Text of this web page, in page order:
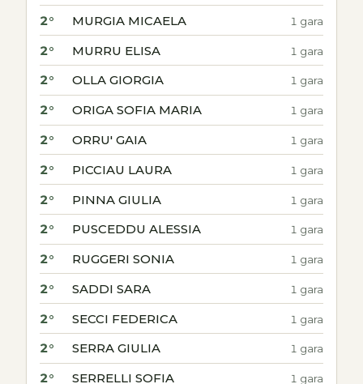
2° MURGIA MICAELA 1 gara
2° MURRU ELISA 1 gara
2° OLLA GIORGIA 1 gara
2° ORIGA SOFIA MARIA 1 gara
2° ORRU' GAIA 1 gara
2° PICCIAU LAURA 1 gara
2° PINNA GIULIA 1 gara
2° PUSCEDDU ALESSIA 1 gara
2° RUGGERI SONIA 1 gara
2° SADDI SARA 1 gara
2° SECCI FEDERICA 1 gara
2° SERRA GIULIA 1 gara
2° SERRELLI SOFIA 1 gara